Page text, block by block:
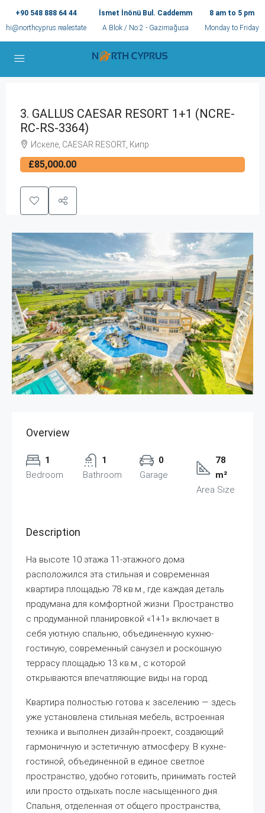
+90 548 888 64 44
hi@northcyprus.realestate
İsmet İnönü Bul. Caddemm
A Blok / No:2 - Gazimağusa
8 am to 5 pm
Monday to Friday
3. GALLUS CAESAR RESORT 1+1 (NCRE-
RC-RS-3364)
Искеле, CAESAR RESORT, Кипр
£85,000.00
Overview
1
Bedroom
1
Bathroom
0
Garage
78
m²
Area Size
Description
На высоте 10 этажа 11-этажного дома
расположился эта стильная и современная
квартира площадью 78 кв.м., где каждая деталь
продумана для комфортной жизни. Пространство
с продуманной планировкой «1+1» включает в
себя уютную спальню, объединенную кухню-
гостиную, современный санузел и роскошную
террасу площадью 13 кв.м., с которой
открываются впечатляющие виды на город.
Квартира полностью готова к заселению — здесь
уже установлена стильная мебель, встроенная
техника и выполнен дизайн-проект, создающий
гармоничную и эстетичную атмосферу. В кухне-
гостиной, объединенной в единое светлое
пространство, удобно готовить, принимать гостей
или просто отдыхать после насыщенного дня.
Спальня, отделенная от общего пространства,